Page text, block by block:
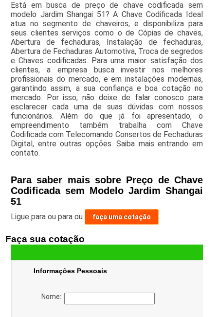
Está em busca de preço de chave codificada sem
modelo Jardim Shangai 51? A Chave Codificada Ideal
atua no segmento de chaveiros, e disponibiliza para
seus clientes serviços como o de Cópias de chaves,
Abertura de fechaduras, Instalação de fechaduras,
Abertura de Fechaduras Automotiva, Troca de segredos
e Chaves codificadas. Para uma maior satisfação dos
clientes, a empresa busca investir nos melhores
profissionais do mercado, e em instalações modernas,
garantindo assim, a sua confiança e boa cotação no
mercado. Por isso, não deixe de falar conosco para
esclarecer cada uma de suas dúvidas com nossos
funcionários. Além do que já foi apresentado, o
empreendimento também trabalha com Chave
Codificada com Telecomando Consertos de Fechaduras
Digital, entre outras opções. Saiba mais entrando em
contato.
Para saber mais sobre Preço de Chave
Codificada sem Modelo Jardim Shangai
51
Ligue para ou para ou faça uma cotação
Faça sua cotação
Informações Pessoais
Nome: